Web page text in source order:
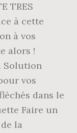
TRES
à cette
à vos
alors !
Solution
vos
dans le
Faire un
la